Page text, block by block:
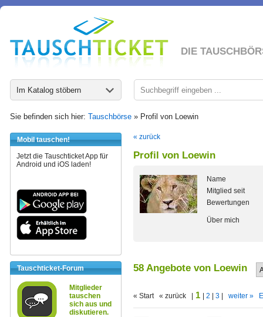
DIE
Im Katalog stöbern
Sie befinden sich hier: Tauschbörse » Profil von Loewin
Mobil tauschen!
Jetzt die Tauschticket App für
Android und iOS laden!
Tauschticket-Forum
Mitglieder
tauschen
sich aus und
diskutieren.
« zurück
Profil von Loewin
Name
Mitglied seit
Bewertungen
Über mich
58 Angebote von Loewin
« Start « zurück | 1 2 3 weiter »